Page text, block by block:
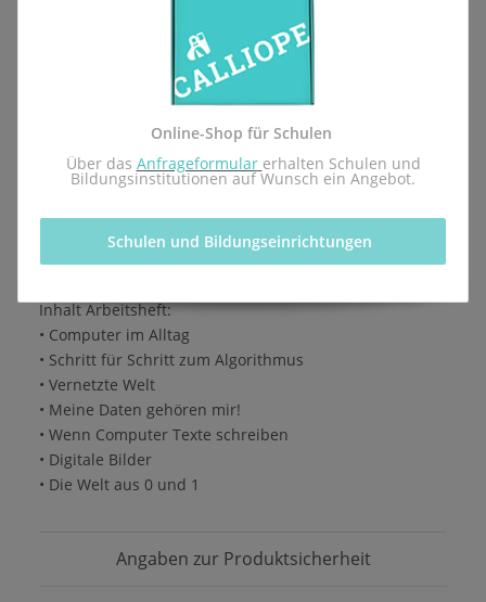
Lernmittel - Arbeitsheft für die Einführung des
Pflichtfachs Informatik des pädagogischen
Landesinstituts Rheinland-Pfalz.
mit dem Redaktionsteam inf-schule.de, insbesondere
Daniel Stockhausen, Niko Markus, Michèle Keller-
Buttell, Thomas Karp, Dr. Ulla Diewald, Christian Heinz,
Oliver Wendenburg
1. Auflage, 1. Druck 2026
ISBN 978-3-9825596-4-3
Inhalt Arbeitsheft:
• Computer im Alltag
• Schritt für Schritt zum Algorithmus
• Vernetzte Welt
• Meine Daten gehören mir!
• Wenn Computer Texte schreiben
• Digitale Bilder
• Die Welt aus 0 und 1
Angaben zur Produktsicherheit
Online-Shop für Schulen
Über das Anfrageformular erhalten Schulen und
Bildungsinstitutionen auf Wunsch ein Angebot.
Schulen und Bildungseinrichtungen